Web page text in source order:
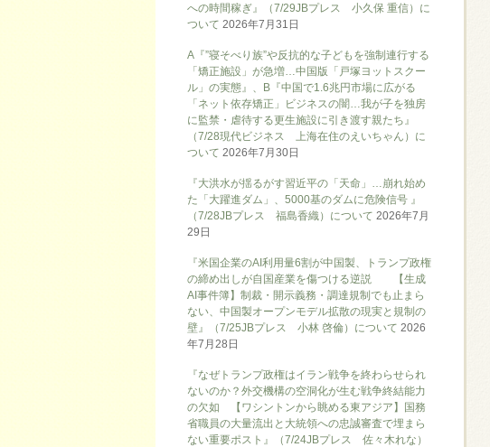
への時間稼ぎ』（7/29JBプレス 小久保 重信）に
ついて 2026年7月31日
A『”寝そべり族”や反抗的な子どもを強制連行する
「矯正施設」が急増…中国版「戸塚ヨットスクー
ル」の実態』、B『中国で1.6兆円市場に広がる
「ネット依存矯正」ビジネスの闇…我が子を独房
に監禁・虐待する更生施設に引き渡す親たち』
（7/28現代ビジネス 上海在住のえいちゃん）に
ついて 2026年7月30日
『大洪水が揺るがす習近平の「天命」…崩れ始め
た「大躍進ダム」、5000基のダムに危険信号 』
（7/28JBプレス 福島香織）について 2026年7月
29日
『米国企業のAI利用量6割が中国製、トランプ政権
の締め出しが自国産業を傷つける逆説 【生成
AI事件簿】制裁・開示義務・調達規制でも止まら
ない、中国製オープンモデル拡散の現実と規制の
壁』（7/25JBプレス 小林 啓倫）について 2026
年7月28日
『なぜトランプ政権はイラン戦争を終わらせられ
ないのか？外交機構の空洞化が生む戦争終結能力
の欠如 【ワシントンから眺める東アジア】国務
省職員の大量流出と大統領への忠誠審査で埋まら
ない重要ポスト』（7/24JBプレス 佐々木れな）